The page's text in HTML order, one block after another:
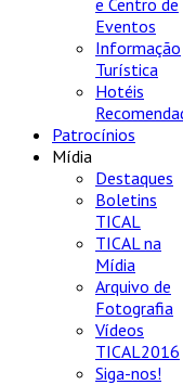
e Centro de
Eventos
Informação
Turística
Hotéis
Patrocínios
Mídia
Destaques
Boletins
TICAL
TICAL na
Mídia
Arquivo de
Fotografia
Vídeos
TICAL2016
Siga-nos!